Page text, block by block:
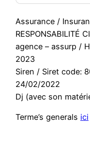
Assurance /
RESPONSABILITÉ
agence – assurp /
2023
Siren / Siret code:
24/02/2022
Dj (avec son
Terme’s generals ici